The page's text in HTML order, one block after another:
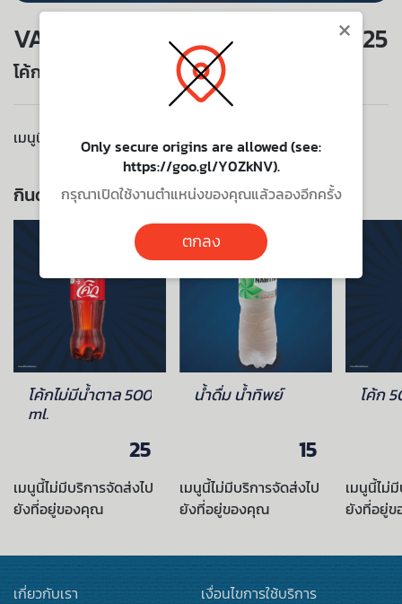
VALUE SET 25
โค้กไม่มีน้ำตาล 500 ml.
เมนูนี้ไม่มีบริการจัดส่งไปยังที่อยู่ของคุณ
กินด้วยกัน ยิ่งอร่อย
โค้กไม่มีน้ำตาล 500
ml.
25
เมนูนี้ไม่มีบริการจัดส่งไป
ยังที่อยู่ของคุณ
น้ำดื่ม น้ำทิพย์
15
เมนูนี้ไม่มีบริการจัดส่งไป
ยังที่อยู่ของคุณ
โค้ก
เมนูนี้ไม่
ยังที่อยู่
เกี่ยวกับเรา เงื่อนไขการใช้บริการ
×
Only secure origins are allowed (see:
https://goo.gl/Y0ZkNV).
กรุณาเปิดใช้งานตำแหน่งของคุณแล้วลองอีกครั้ง
ตกลง